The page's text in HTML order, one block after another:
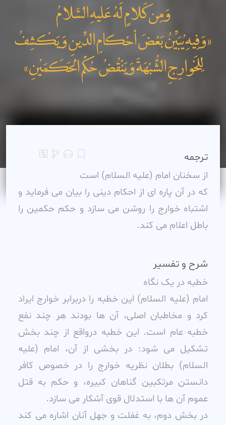
وَمِن کَلامٍ لَهُ عَليهِ السَّلامُ
«وَفِيهِ يُبَيِّنُ بَعْضَ أحْکامِ الدِّينِ وَيَکْشِفُ
لِلخَوارِجِ الشُّبْهَةَ وَيَنْقُضُ حُکْمَ الحَکَمَيْنِ»
ترجمه
از سخنان امام (عليه السلام) است
که در آن پاره اى از احکام دينى را بيان مى فرمايد و
اشتباه خوارج را روشن مى سازد و حکم حکمين را
باطل اعلام مى کند.
شرح و تفسیر
خطبه در يک نگاه
امام (عليه السلام) اين خطبه را دربرابر خوارج ايراد
کرد و مخاطبان اصلى، آن ها بودند هر چند نفع
خطبه عام است. اين خطبه درواقع از چند بخش
تشکيل مى شود: در بخشى از آن، امام (عليه
السلام) بطلان نظريه خوارج را در خصوص کافر
دانستن مرتکبين گناهان کبيره، و حکم به قتل
عموم آن ها با استدلال قوى آشکار مى سازد.
در بخش دوم، به غفلت و جهل آنان اشاره مى کند